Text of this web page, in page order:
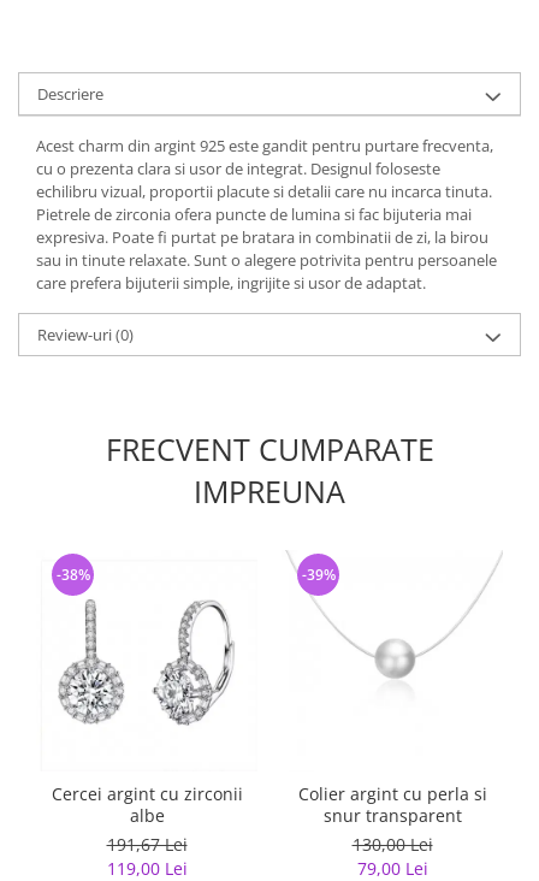
Descriere
Acest charm din argint 925 este gandit pentru purtare frecventa,
cu o prezenta clara si usor de integrat. Designul foloseste
echilibru vizual, proportii placute si detalii care nu incarca tinuta.
Pietrele de zirconia ofera puncte de lumina si fac bijuteria mai
expresiva. Poate fi purtat pe bratara in combinatii de zi, la birou
sau in tinute relaxate. Sunt o alegere potrivita pentru persoanele
care prefera bijuterii simple, ingrijite si usor de adaptat.
Review-uri(0)
FRECVENT CUMPARATE
IMPREUNA
Cercei argint cu zirconii
albe
191,67 Lei
119,00 Lei
-38%
Colier argint cu perla si
snur transparent
130,00 Lei
79,00 Lei
-39%